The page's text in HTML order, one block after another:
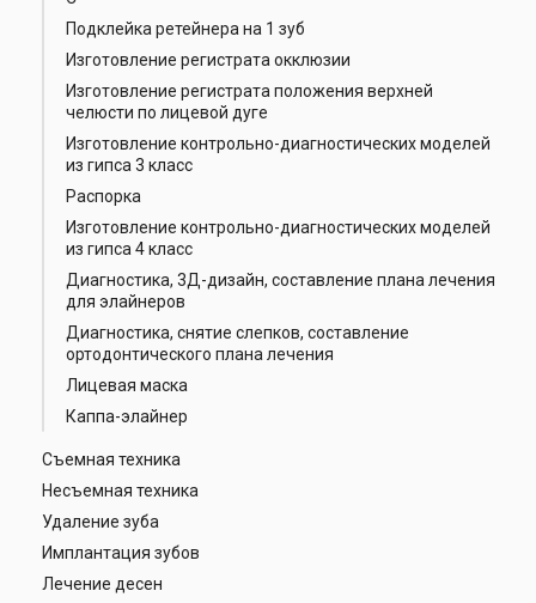
Подклейка ретейнера на 1 зуб
Изготовление регистрата окклюзии
Изготовление регистрата положения верхней
челюсти по лицевой дуге
Изготовление контрольно-диагностических моделей
из гипса 3 класс
Распорка
Изготовление контрольно-диагностических моделей
из гипса 4 класс
Диагностика, 3Д-дизайн, составление плана лечения
для элайнеров
Диагностика, снятие слепков, составление
ортодонтического плана лечения
Лицевая маска
Каппа-элайнер
Съемная техника
Несъемная техника
Удаление зуба
Имплантация зубов
Лечение десен